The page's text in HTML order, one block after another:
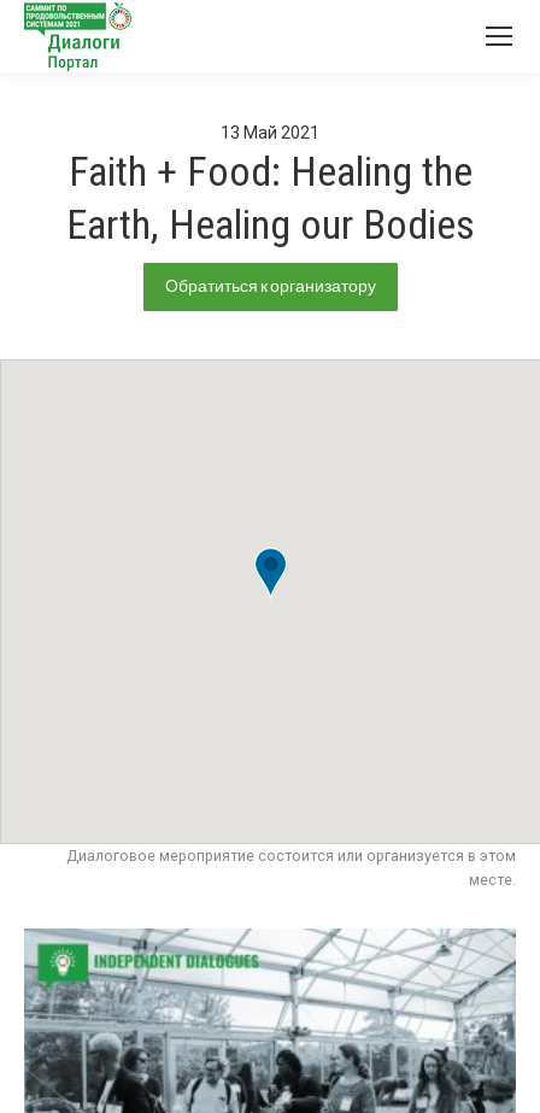
13 Май 2021
Faith + Food: Healing the
Earth, Healing our Bodies
Обратиться к организатору
Диалоговое мероприятие состоится или организуется в этом
месте.